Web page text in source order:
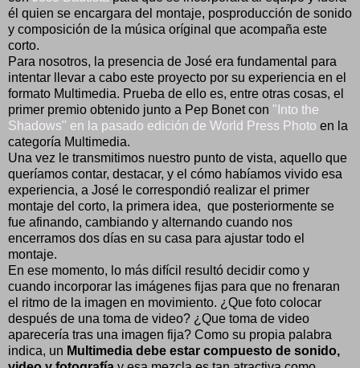
él quien se encargara del montaje, posproducción de sonido
y composición de la música oríginal que acompaña este
corto.
Para nosotros, la presencia de José era fundamental para
intentar llevar a cabo este proyecto por su experiencia en el
formato Multimedia. Prueba de ello es, entre otras cosas, el
primer premio obtenido junto a Pep Bonet con "Into the
Shadows" en la pasado edición de World Press Photo en la
categoría Multimedia.
Una vez le transmitimos nuestro punto de vista, aquello que
queríamos contar, destacar, y el cómo habíamos vivido esa
experiencia, a José le correspondió realizar el primer
montaje del corto, la primera idea, que posteriormente se
fue afinando, cambiando y alternando cuando nos
encerramos dos días en su casa para ajustar todo el
montaje.
En ese momento, lo más difícil resultó decidir como y
cuando incorporar las imágenes fijas para que no frenaran
el ritmo de la imagen en movimiento. ¿Que foto colocar
después de una toma de video? ¿Que toma de video
aparecería tras una imagen fija? Como su propia palabra
indica, un Multimedia debe estar compuesto de sonido,